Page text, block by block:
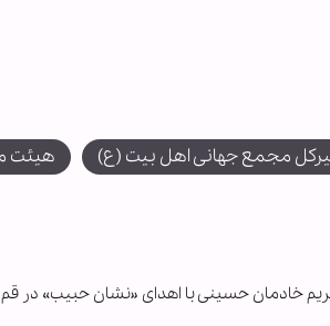
مجمع جهانی اهل بیت (ع) هیئت
خادمان حسینی با اهدای «نشان حبیب» در قم